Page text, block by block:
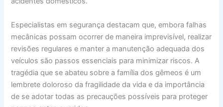
Especialistas em segurança destacam que, embora falhas
mecânicas possam ocorrer de maneira imprevisível, realizar
revisões regulares e manter a manutenção adequada dos
veículos são passos essenciais para minimizar riscos. A
tragédia que se abateu sobre a família dos gêmeos é um
lembrete doloroso da fragilidade da vida e da importância
de se adotar todas as precauções possíveis para proteger